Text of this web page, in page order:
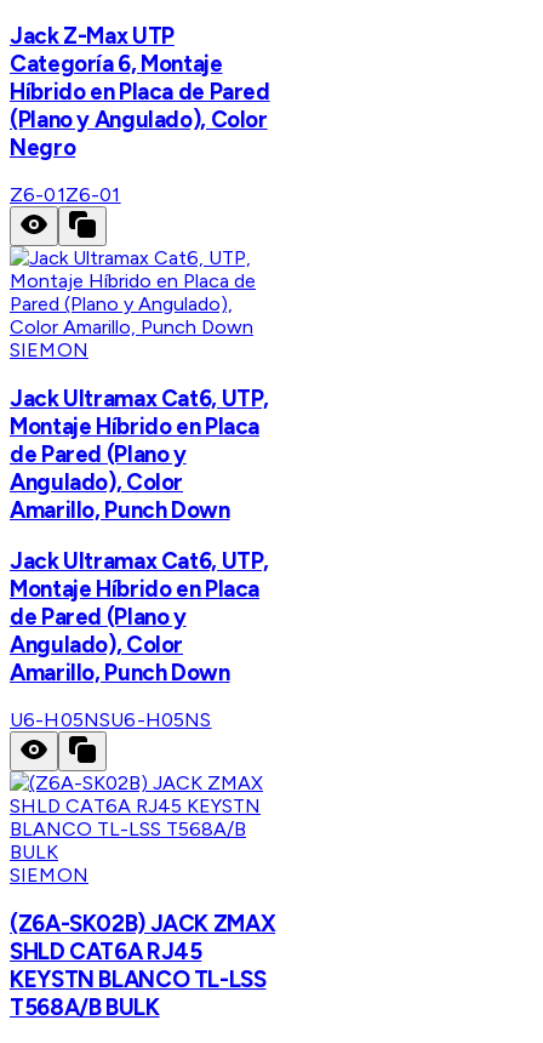
Jack Z-Max UTP
Categoría 6, Montaje
Híbrido en Placa de Pared
(Plano y Angulado), Color
Negro
Z6-01Z6-01
SIEMON
Jack Ultramax Cat6, UTP,
Montaje Híbrido en Placa
de Pared (Plano y
Angulado), Color
Amarillo, Punch Down
Jack Ultramax Cat6, UTP,
Montaje Híbrido en Placa
de Pared (Plano y
Angulado), Color
Amarillo, Punch Down
U6-H05NSU6-H05NS
SIEMON
(Z6A-SK02B) JACK ZMAX
SHLD CAT6A RJ45
KEYSTN BLANCO TL-LSS
T568A/B BULK